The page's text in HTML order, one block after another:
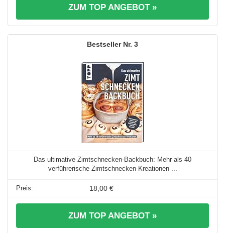
ZUM TOP ANGEBOT »
3
Das ultimative Zimtschnecken-Backbuch: Mehr als 40
verführerische Zimtschnecken-Kreationen ...
18,00 €
ZUM TOP ANGEBOT »